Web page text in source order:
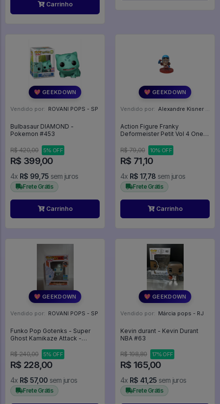
Carrinho
💖 GEEKDOWN
Vendido por: ROVANI POPS - SP
Bulbasaur DIAMOND -
Pokemon #453
R$ 420,00 5% OFF
R$ 399,00
4x R$ 99,75 sem juros
Frete Grátis
Carrinho
💖 GEEKDOWN
Vendido por: Alexandre Kisner - PR
Action Figure Franky
Deformeister Petit Vol 4 One
R$ 79,00
10% OFF
R$ 71,10
4x R$ 17,78 sem juros
Frete Grátis
Carrinho
💖 GEEKDOWN
Vendido por: ROVANI POPS - SP
Funko Pop Gotenks - Super
Ghost Kamikaze Attack -
R$ 240,00 5% OFF
R$ 228,00
4x R$ 57,00 sem juros
Frete Grátis
💖 GEEKDOWN
Vendido por: Márcia pops - RJ
Kevin durant - Kevin Durant
NBA #63
R$ 198,80 17% OFF
R$ 165,00
4x R$ 41,25 sem juros
Frete Grátis